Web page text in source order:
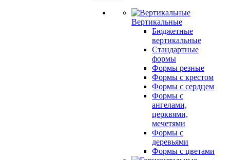
Вертикальные
Бюджетные
вертикальные
Стандартные
формы
Формы резные
Формы с крестом
Формы с сердцем
Формы с
ангелами,
церквями,
мечетями
Формы с
деревьями
Формы с цветами